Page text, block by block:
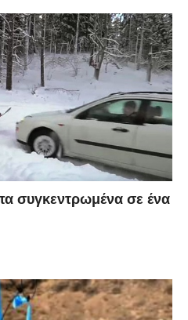
συγκεντρωμένα σε ένα